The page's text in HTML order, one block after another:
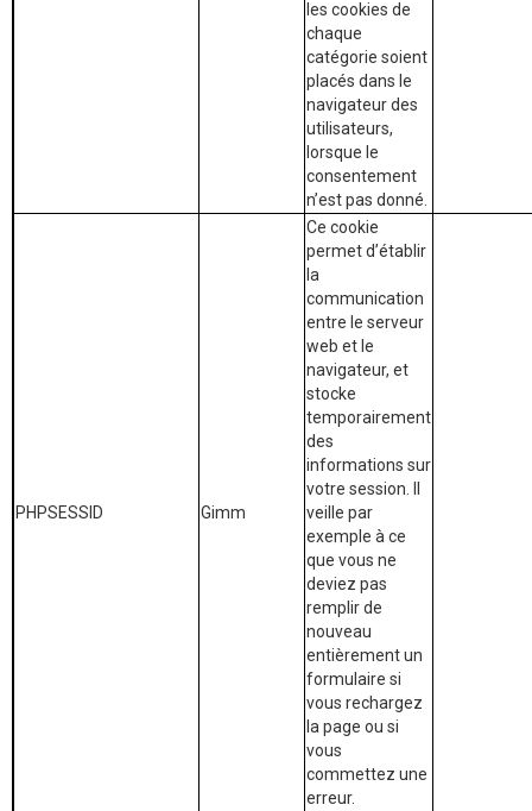
les cookies de
chaque
catégorie soient
placés dans le
navigateur des
utilisateurs,
lorsque le
consentement
n’est pas donné.
PHPSESSID Gimm
Ce cookie
permet d’établir
la
communication
entre le serveur
web et le
navigateur, et
stocke
temporairement
des
informations sur
votre session. Il
veille par
exemple à ce
que vous ne
deviez pas
remplir de
nouveau
entièrement un
formulaire si
vous rechargez
la page ou si
vous
commettez une
erreur.